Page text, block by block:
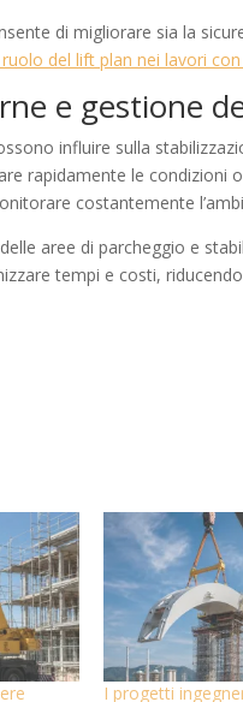
di migliorare sia la
ruolo del lift plan nei lavori
e gestione
influire sulla
rapidamente le condizioni
costantemente
aree di parcheggio e
tempi e costi,
I progetti